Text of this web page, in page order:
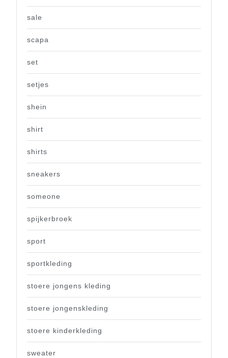
sale
scapa
set
setjes
shein
shirt
shirts
sneakers
someone
spijkerbroek
sport
sportkleding
stoere jongens kleding
stoere jongenskleding
stoere kinderkleding
sweater